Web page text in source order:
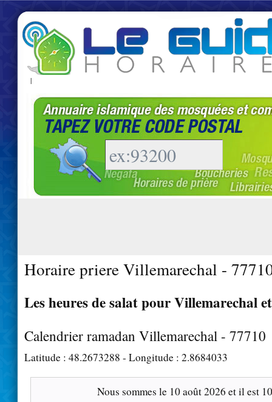
|
Horaire priere Villemarechal -
Les heures de salat pour Villemarechal
Calendrier ramadan Villemarechal - 77710
Latitude : 48.2673288 - Longitude : 2.8684033
Nous sommes le 10 août 2026 et il est